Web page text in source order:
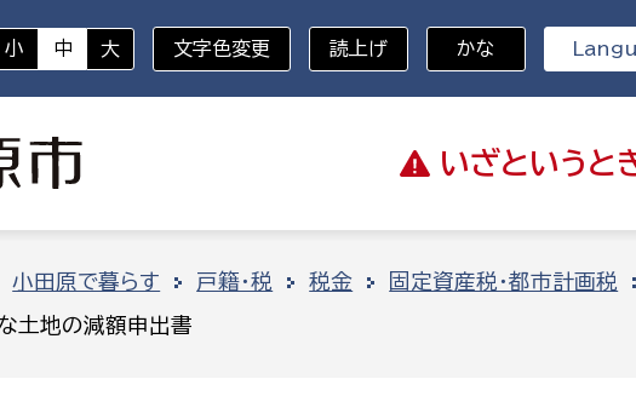
いざと いうと
分野を選択
企画部
小 中 大 文字色変更 読上げ かな
小田原で暮らす 戸籍・税 税金 固定資産税・都市計画税
土地の減額申出書